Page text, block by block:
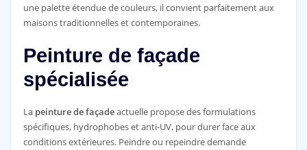
une palette étendue de couleurs, il convient parfaitement aux
maisons traditionnelles et contemporaines.
Peinture de façade
spécialisée
La peinture de façadeactuelle propose des formulations
spécifiques, hydrophobes et anti-UV, pour durer face aux
conditions extérieures. Peindre ou repeindre demande